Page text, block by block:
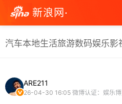
新浪网·
汽车本地生活旅游数码娱乐影
ARE211
26-04-30 16:05 微博认证：娱乐博